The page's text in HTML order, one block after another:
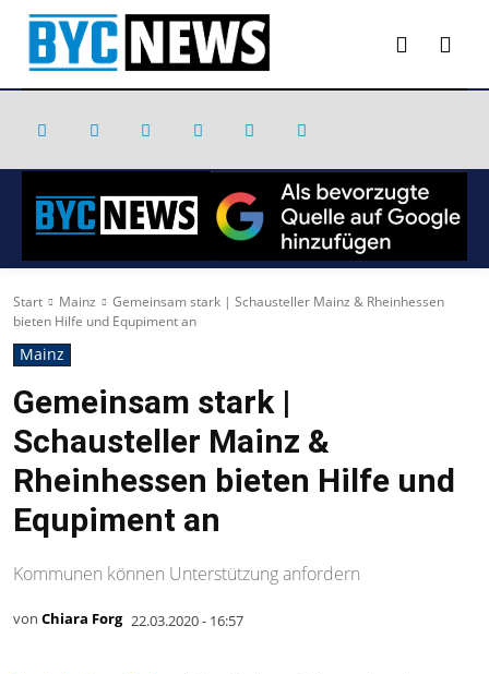
Start Mainz
Gemeinsam stark | Schausteller Mainz & Rheinhessen
bieten Hilfe und Equpiment an
Mainz
Gemeinsam stark |
Schausteller Mainz &
Rheinhessen bieten Hilfe und
Equpiment an
Kommunen können Unterstützung anfordern
von Chiara Forg 22.03.2020 - 16:57